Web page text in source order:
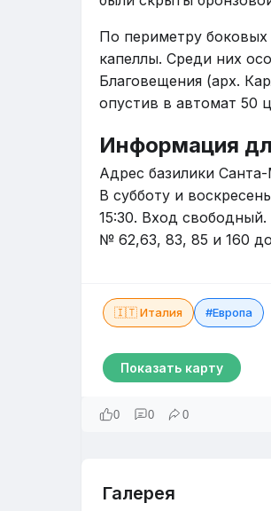
По периметру
капеллы. Среди них
Благовещения (арх.
опустив в автомат 50
Информация
Адрес базилики
В субботу и
15:30. Вход
№ 62,63, 83, 85 и 160
🇮🇹 Италия #Европа
Показать карту
0 0 0
Галерея